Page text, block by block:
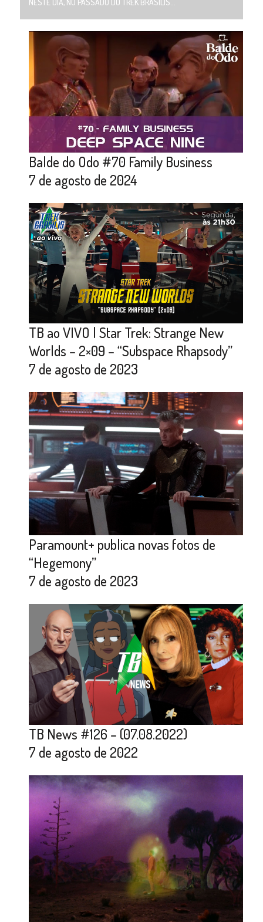
NESTE DIA, NO PASSADO DO TREK BRASILIS...
Balde do Odo #70 Family Business
7 de agosto de 2024
TB ao VIVO | Star Trek: Strange New
Worlds – 2×09 – “Subspace Rhapsody”
7 de agosto de 2023
Paramount+ publica novas fotos de
“Hegemony”
7 de agosto de 2023
TB News #126 – (07.08.2022)
7 de agosto de 2022